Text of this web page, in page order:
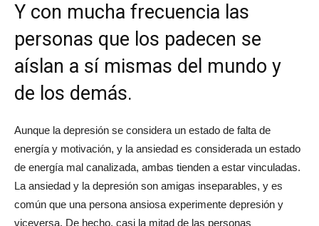
Y con mucha frecuencia las
personas que los padecen se
aíslan a sí mismas del mundo y
de los demás.
Aunque la depresión se considera un estado de falta de
energía y motivación, y la ansiedad es considerada un estado
de energía mal canalizada, ambas tienden a estar vinculadas.
La ansiedad y la depresión son amigas inseparables, y es
común que una persona ansiosa experimente depresión y
viceversa. De hecho, casi la mitad de las personas